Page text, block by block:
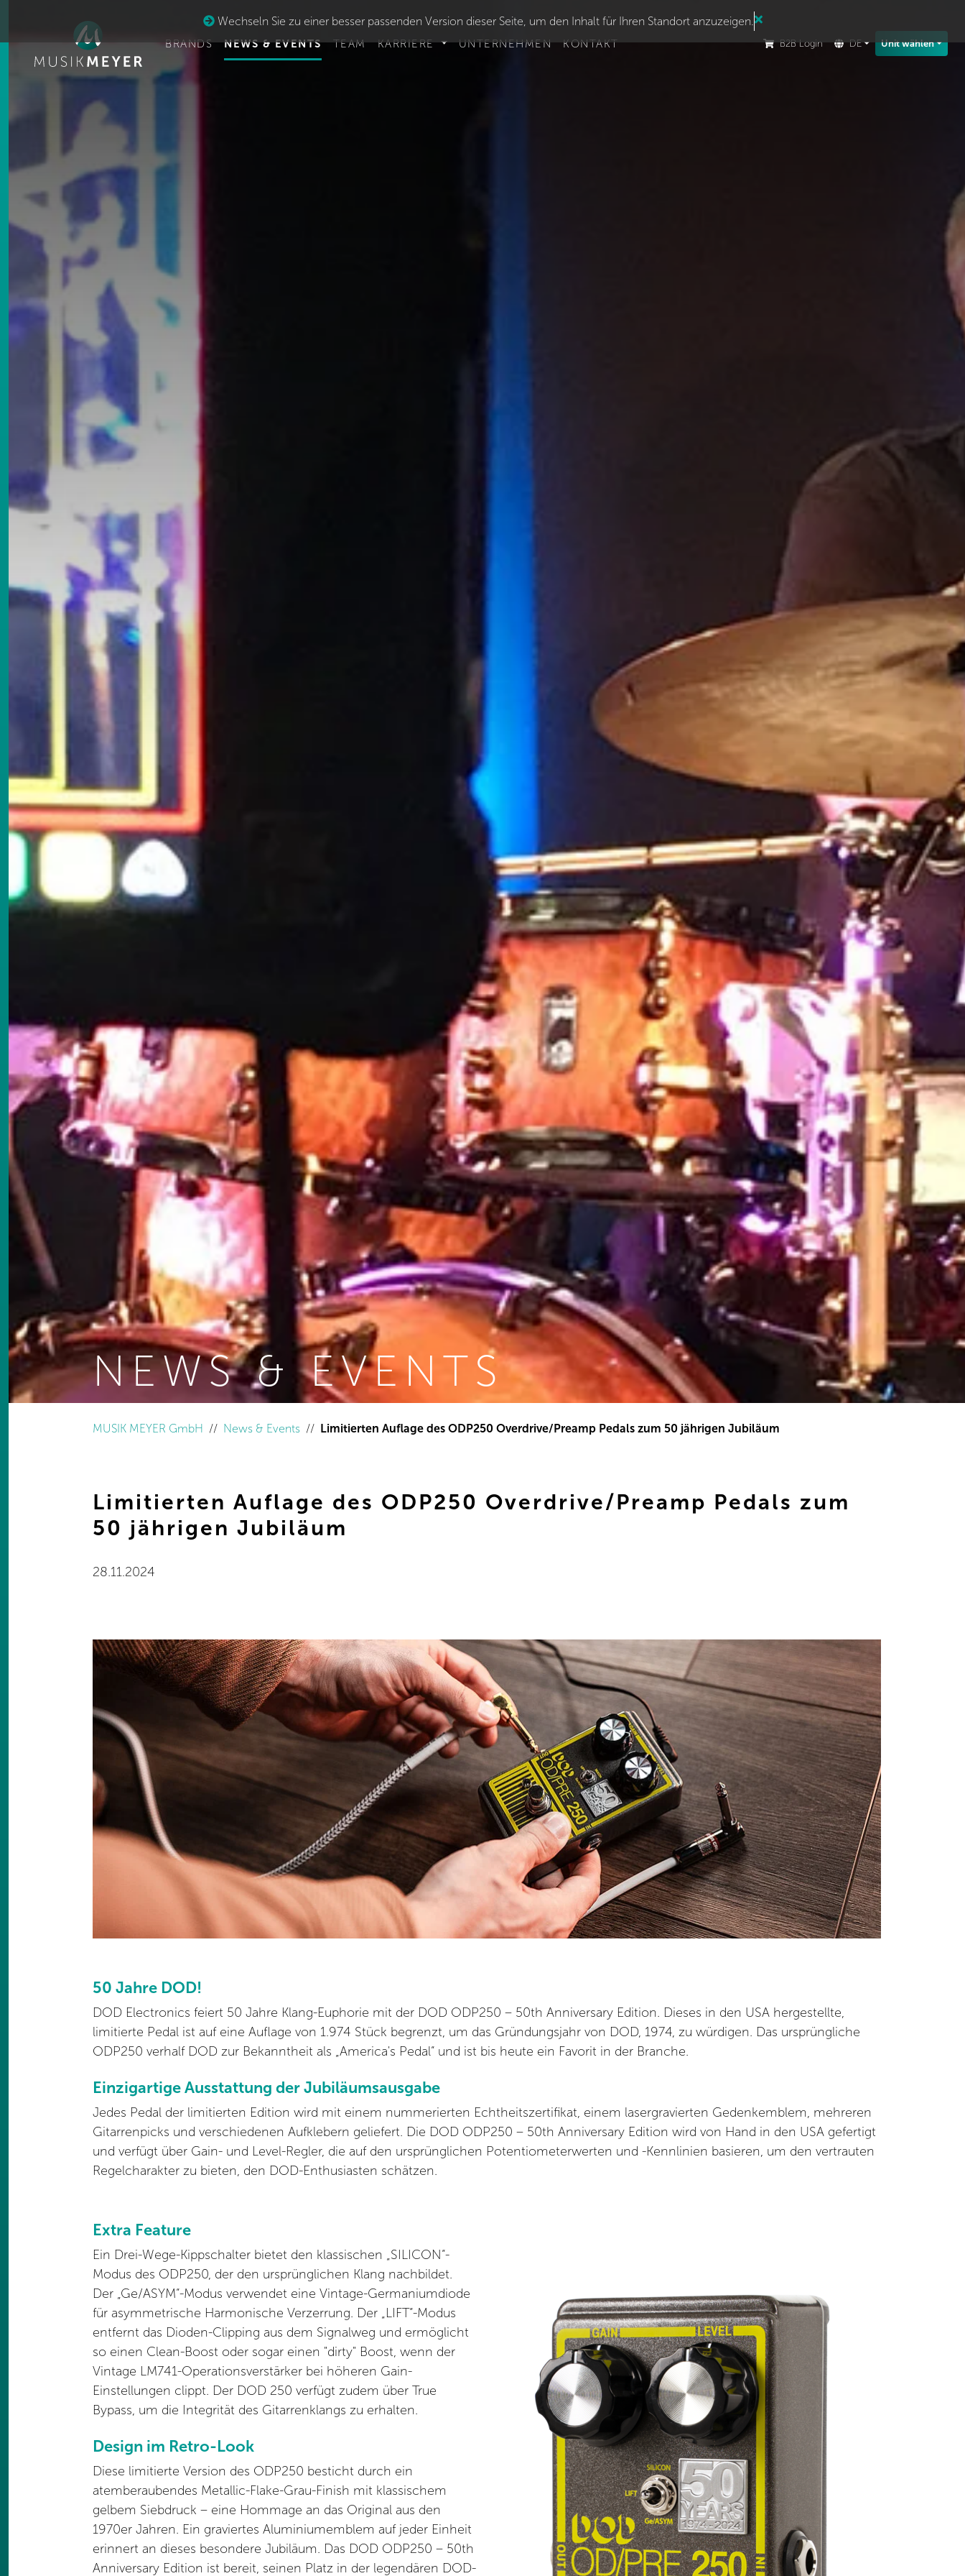
Wechseln Sie zu einer besser passenden Version dieser Seite, um den Inhalt für Ihren Standort anzuzeigen.
BRANDS NEWS & EVENTS TEAM KARRIERE UNTERNEHMEN KONTAKT B2B Login DE Unit wählen
NEWS & EVENTS
MUSIK MEYER GmbH
News & Events Limitierten Auflage des ODP250 Overdrive/Preamp Pedals zum 50 jährigen Jubiläum
Limitierten Auflage des ODP250 Overdrive/Preamp Pedals zum
50 jährigen Jubiläum
28.11.2024
50 Jahre DOD!
DOD Electronics feiert 50 Jahre Klang-Euphorie mit der DOD ODP250 – 50th Anniversary Edition. Dieses in den USA hergestellte,
limitierte Pedal ist auf eine Auflage von 1.974 Stück begrenzt, um das Gründungsjahr von DOD, 1974, zu würdigen. Das ursprüngliche
ODP250 verhalf DOD zur Bekanntheit als „America's Pedal“ und ist bis heute ein Favorit in der Branche.
Einzigartige Ausstattung der Jubiläumsausgabe
Jedes Pedal der limitierten Edition wird mit einem nummerierten Echtheitszertifikat, einem lasergravierten Gedenkemblem, mehreren
Gitarrenpicks und verschiedenen Aufklebern geliefert. Die DOD ODP250 – 50th Anniversary Edition wird von Hand in den USA gefertigt
und verfügt über Gain- und Level-Regler, die auf den ursprünglichen Potentiometerwerten und -Kennlinien basieren, um den vertrauten
Regelcharakter zu bieten, den DOD-Enthusiasten schätzen.
Extra Feature
Ein Drei-Wege-Kippschalter bietet den klassischen „SILICON“-
Modus des ODP250, der den ursprünglichen Klang nachbildet.
Der „Ge/ASYM“-Modus verwendet eine Vintage-Germaniumdiode
für asymmetrische Harmonische Verzerrung. Der „LIFT“-Modus
entfernt das Dioden-Clipping aus dem Signalweg und ermöglicht
so einen Clean-Boost oder sogar einen "dirty" Boost, wenn der
Vintage LM741-Operationsverstärker bei höheren Gain-
Einstellungen clippt. Der DOD 250 verfügt zudem über True
Bypass, um die Integrität des Gitarrenklangs zu erhalten.
Design im Retro-Look
Diese limitierte Version des ODP250 besticht durch ein
atemberaubendes Metallic-Flake-Grau-Finish mit klassischem
gelbem Siebdruck – eine Hommage an das Original aus den
1970er Jahren. Ein graviertes Aluminiumemblem auf jeder Einheit
erinnert an dieses besondere Jubiläum. Das DOD ODP250 – 50th
Anniversary Edition ist bereit, seinen Platz in der legendären DOD-